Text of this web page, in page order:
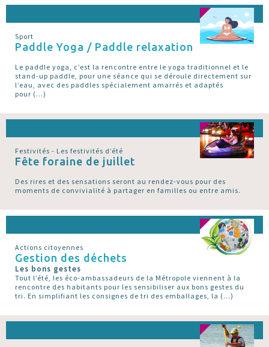
Sport
Paddle Yoga / Paddle relaxation
Le paddle yoga, c’est la rencontre entre le yoga traditionnel et le
stand-up paddle, pour une séance qui se déroule directement sur
l’eau, avec des paddles spécialement amarrés et adaptés
pour (…)
Festivités - Les festivités d’été
Fête foraine de juillet
Des rires et des sensations seront au rendez-vous pour des
moments de convivialité à partager en familles ou entre amis.
Actions citoyennes
Gestion des déchets
Les bons gestes
Tout l’été, les éco-ambassadeurs de la Métropole viennent à la
rencontre des habitants pour les sensibiliser aux bons gestes du
tri. En simplifiant les consignes de tri des emballages, la (…)